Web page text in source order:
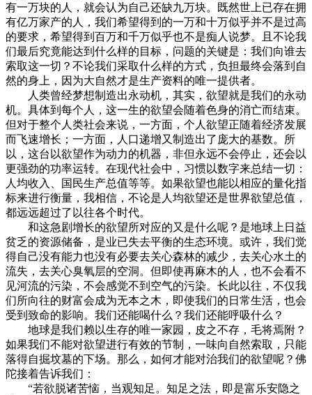
有一万块的人，就会认为自己还缺九万块。既然世上已存在拥
有亿万家产的人，我们希望得到的一万和十万似乎并不是过高
的要求，希望得到百万和千万似乎也不是痴人说梦。且不论我
们最后究竟能达到什么样的目标，问题的关键是：我们向谁去
索取这一切？不论我们采取什么样的方式，负担最终会落到自
然的身上，因为大自然才是生产资料的唯一提供者。
人类曾经梦想制造出永动机，其实，欲望就是我们的永动
机。具体到每个人，这一生的欲望会随着色身的消亡而结束。
但对于整个人类社会来说，一方面，个人欲望正随着经济发展
而飞速增长；一方面，人口递增又制造出了庞大的基数。所
以，这台以欲望作为动力的机器，非但永远不会停止，还会以
更强劲的功率运转。在现代社会中，习惯以数字来总结一切：
人均收入、国民生产总值等等。如果欲望也能以相应的量化指
标来进行衡量，我相信，不论是人均欲望还是世界欲望总值，
都远远超过了以往各个时代。
和这急剧增长的欲望所对应的又是什么呢？是地球上日益
贫乏的资源储备，是业已失去平衡的生态环境。或许，我们觉
得自己没有能力也没有必要去关心森林的减少，去关心水土的
流失，去关心臭氧层的空洞。但即使再麻木的人，也不会看不
见河流的污染，不会感觉不到空气的污染。长此以往，不仅我
们所向往的财富会成为无本之木，即使我们的日常生活，也会
受到致命的影响。我们还能喝什么？我们还能呼吸什么？
地球是我们赖以生存的唯一家园，皮之不存，毛将焉附？
如果我们不能对欲望进行有效的节制，一味向自然索取，只能
落得自掘坟墓的下场。那么，如何才能对治我们的欲望呢？佛
陀接着告诉我们：
“若欲脱诸苦恼，当观知足。知足之法，即是富乐安隐之